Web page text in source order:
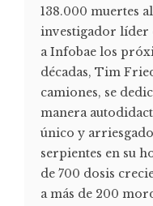
138.000 muertes
investigador líder
a Infobae los
décadas, Tim
camiones, se
manera
único y
serpientes en su
de 700 dosis
a más de 200